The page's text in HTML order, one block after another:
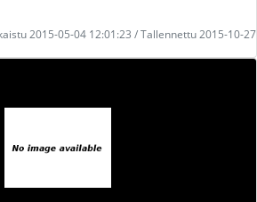
2015-05-04 12:01:23 / Tallennettu 2015-10-27